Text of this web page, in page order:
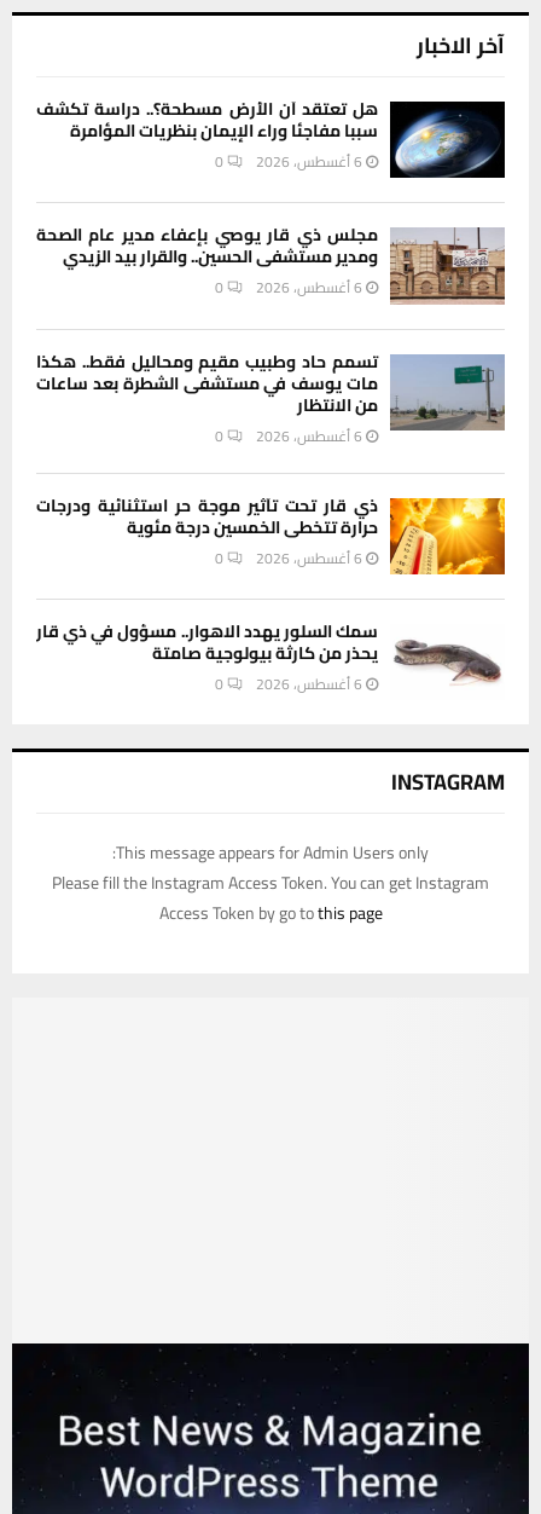
آخر الاخبار
هل تعتقد أن الأرض مسطحة؟.. دراسة تكشف
سببا مفاجئا وراء الإيمان بنظريات المؤامرة
6 أغسطس، 2026 0
مجلس ذي قار يوصي بإعفاء مدير عام الصحة
ومدير مستشفى الحسين.. والقرار بيد الزيدي
6 أغسطس، 2026 0
تسمم حاد وطبيب مقيم ومحاليل فقط.. هكذا
مات يوسف في مستشفى الشطرة بعد ساعات
من الانتظار
6 أغسطس، 2026 0
ذي قار تحت تأثير موجة حر استثنائية ودرجات
حرارة تتخطى الخمسين درجة مئوية
6 أغسطس، 2026 0
سمك السلور يهدد الاهوار.. مسؤول في ذي قار
يحذر من كارثة بيولوجية صامتة
6 أغسطس، 2026 0
INSTAGRAM
This message appears for Admin Users only:
Please fill the Instagram Access Token. You can get Instagram
Access Token by go tothis page